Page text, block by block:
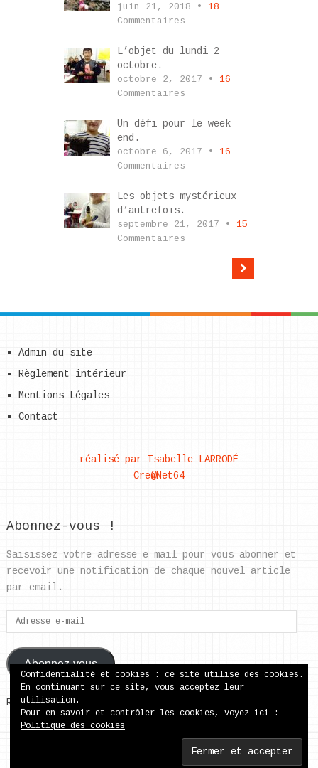
juin 21, 2018 • 18
Commentaires
L’objet du lundi 2
octobre.
octobre 2, 2017 • 16
Commentaires
Un défi pour le week-
end.
octobre 6, 2017 • 16
Commentaires
Les objets mystérieux
d’autrefois.
septembre 21, 2017 • 15
Commentaires
Admin du site
Règlement intérieur
Mentions Légales
Contact
réalisé par Isabelle LARRODÉ
Cre@Net64
Abonnez-vous !
Saisissez votre adresse e-mail pour vous abonner et
recevoir une notification de chaque nouvel article
par email.
Adresse
e-
mail
Abonnez-vous
Rejoignez les 37 autres abonnés
Copyright © 2026.
Back to Top
Confidentialité et cookies : ce site utilise des cookies.
En continuant sur ce site, vous acceptez leur
utilisation.
Pour en savoir et contrôler les cookies, voyez ici :
Politique des cookies